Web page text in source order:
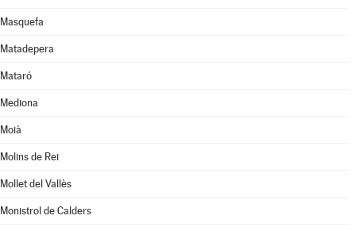
Masquefa
Matadepera
Mataró
Mediona
Moià
Molins de Rei
Mollet del Vallès
Monistrol de Calders